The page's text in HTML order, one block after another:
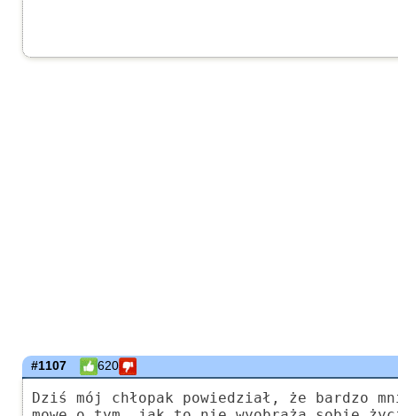
#1107 620
Dziś mój chłopak powiedział, że bardzo